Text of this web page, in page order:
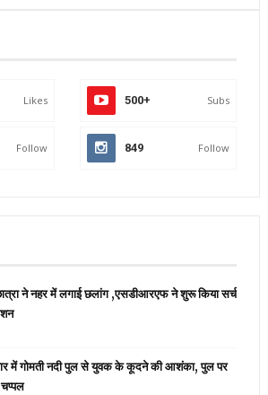
Likes 500+ Subs
Follow 849 Follow
ने नहर में लगाई छलांग ,एसडीआरएफ ने शुरू किया सर्च
में गोमती नदी पुल से युवक के कूदने की आशंका, पुल पर